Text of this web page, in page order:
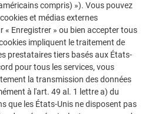
compris) »). Vous pouvez
et médias externes
« Enregistrer » ou bien accepter tous
impliquent le traitement de
prestataires tiers basés aux États-
pour tous les services, vous
la transmission des données
à l'art. 49 al. 1 lettre a) du
que les États-Unis ne disposent pas